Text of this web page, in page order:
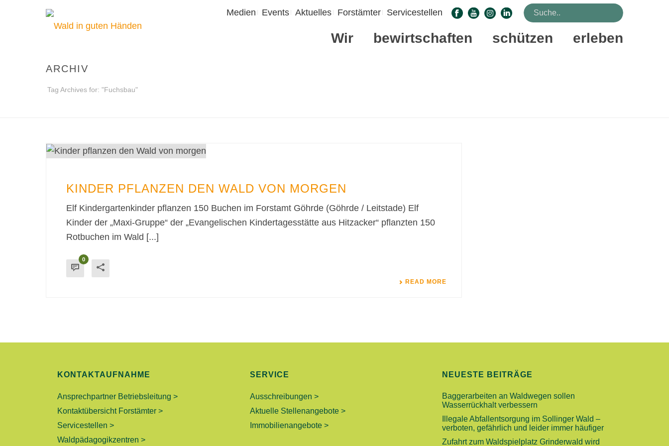
Medien Events Aktuelles Forstämter Servicestellen
Wir bewirtschaften schützen erleben
ARCHIV
Tag Archives for: "Fuchsbau"
KINDER PFLANZEN DEN WALD VON MORGEN
Elf Kindergartenkinder pflanzen 150 Buchen im Forstamt Göhrde (Göhrde / Leitstade) Elf
Kinder der „Maxi-Gruppe“ der „Evangelischen Kindertagesstätte aus Hitzacker“ pflanzten 150
Rotbuchen im Wald [...]
0
READ MORE
KONTAKTAUFNAHME
Ansprechpartner Betriebsleitung >
Kontaktübersicht Forstämter >
Servicestellen >
Waldpädagogikzentren >
SERVICE
Ausschreibungen >
Aktuelle Stellenangebote >
Immobilienangebote >
NEUESTE BEITRÄGE
Baggerarbeiten an Waldwegen sollen
Wasserrückhalt verbessern
Illegale Abfallentsorgung im Sollinger Wald –
verboten, gefährlich und leider immer häufiger
Zufahrt zum Waldspielplatz Grinderwald wird